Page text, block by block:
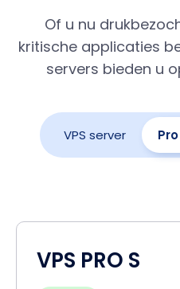
Of u nu
kritische applicaties
servers bieden u
VPS server
VPS PRO S